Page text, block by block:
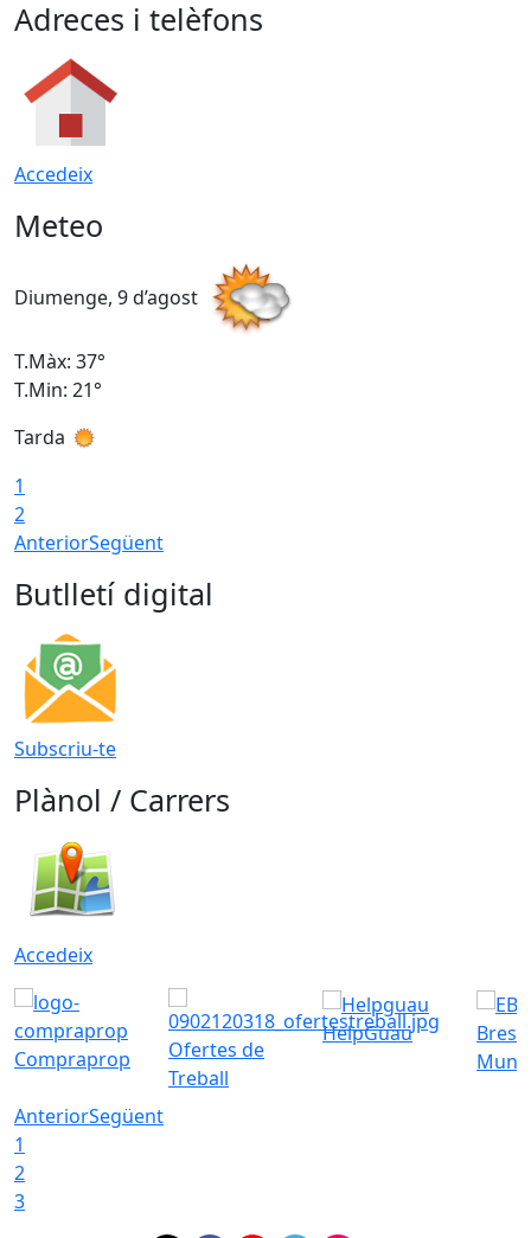
Adreces i telèfons
Accedeix
Meteo
Diumenge, 9 d’agost
T.Màx: 37°
T.Min: 21°
Tarda
1
2
AnteriorSegüent
Butlletí digital
Subscriu-te
Plànol / Carrers
Accedeix
Compraprop
Ofertes de
Treball
HelpGuau
AnteriorSegüent
1
2
3